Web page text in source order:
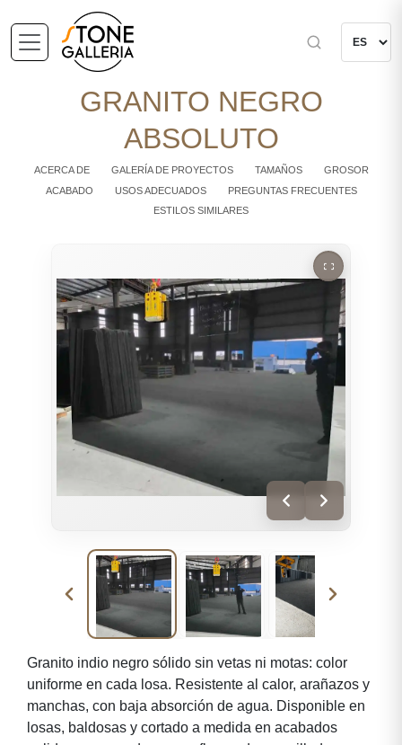
GRANITO NEGRO
ABSOLUTO
ACERCA DE GALERÍA DE PROYECTOS TAMAÑOS
GROSOR
ACABADO
USOS ADECUADOS
PREGUNTAS FRECUENTES
ESTILOS SIMILARES
Granito indio negro sólido sin vetas ni motas: color
uniforme en cada losa. Resistente al calor, arañazos y
manchas, con baja absorción de agua. Disponible en
losas, baldosas y cortado a medida en acabados